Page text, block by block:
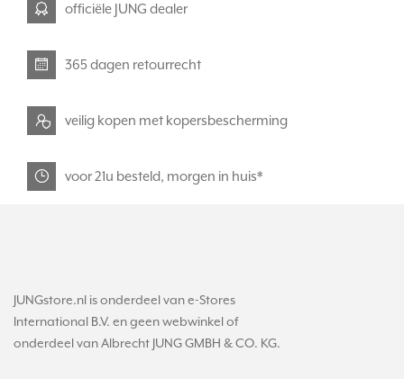
officiële JUNG dealer
365 dagen retourrecht
veilig kopen met kopersbescherming
voor 21u besteld, morgen in huis*
JUNGstore.nl is onderdeel van e-Stores
International B.V. en geen webwinkel of
onderdeel van Albrecht JUNG GMBH & CO. KG.